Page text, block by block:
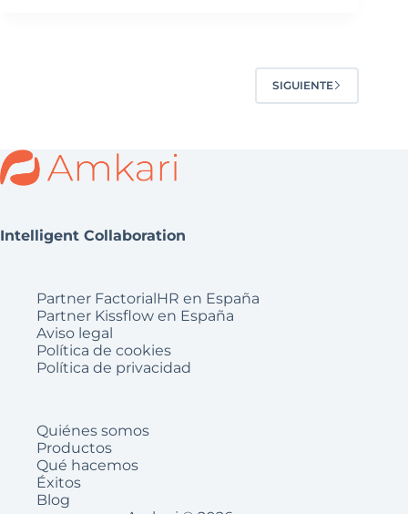
SIGUIENTE
Intelligent Collaboration
Partner FactorialHR en España
Partner Kissflow en España
Aviso legal
Política de cookies
Política de privacidad
Quiénes somos
Productos
Qué hacemos
Éxitos
Blog